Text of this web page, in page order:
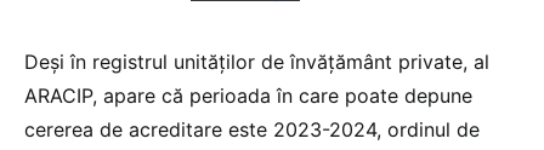
Deși în registrul unităților de învățământ private, al
ARACIP, apare că perioada în care poate depune
cererea de acreditare este 2023-2024, ordinul de